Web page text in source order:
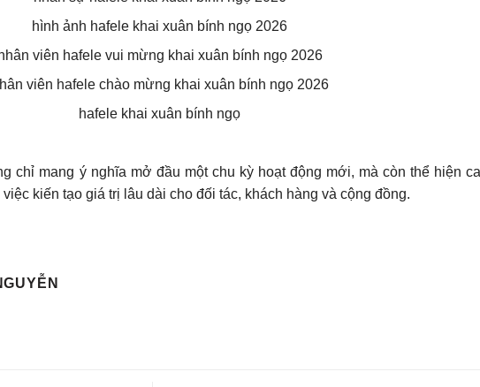
chỉ mang ý nghĩa mở đầu một chu kỳ hoạt động mới, mà còn thể hiện
kiến tạo giá trị lâu dài cho đối tác, khách hàng và cộng đồng.